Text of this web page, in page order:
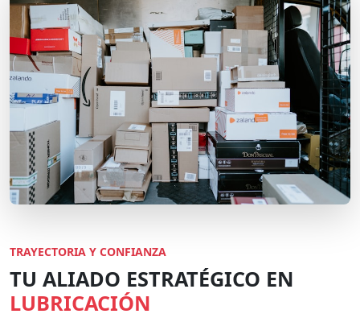
TRAYECTORIA Y CONFIANZA
TU ALIADO ESTRATÉGICO EN
LUBRICACIÓN